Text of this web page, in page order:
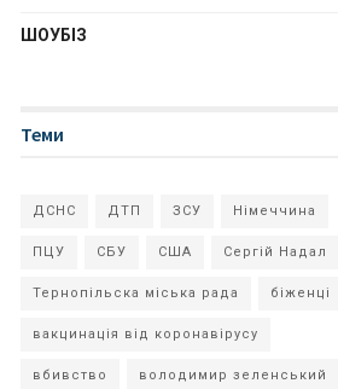
ШОУБІЗ
Теми
ДСНС ДТП ЗСУ Німеччина
ПЦУ СБУ США Сергій Надал
Тернопільска міська рада біженці
вакцинація від коронавірусу
вбивство володимир зеленський